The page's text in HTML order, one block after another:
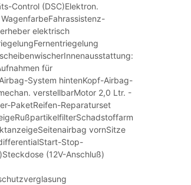
Control (DSC)Elektron.
elektrisch
für
System hintenKopf-Airbag-
verstellbarMotor 2,0 Ltr. -
PaketReifen-Reparaturset
vornSitze
Stop-
(12V-Anschluß)